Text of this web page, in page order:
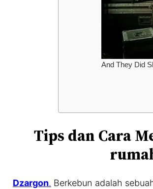
Tips dan Cara
Dzargon. Berkebun adalah